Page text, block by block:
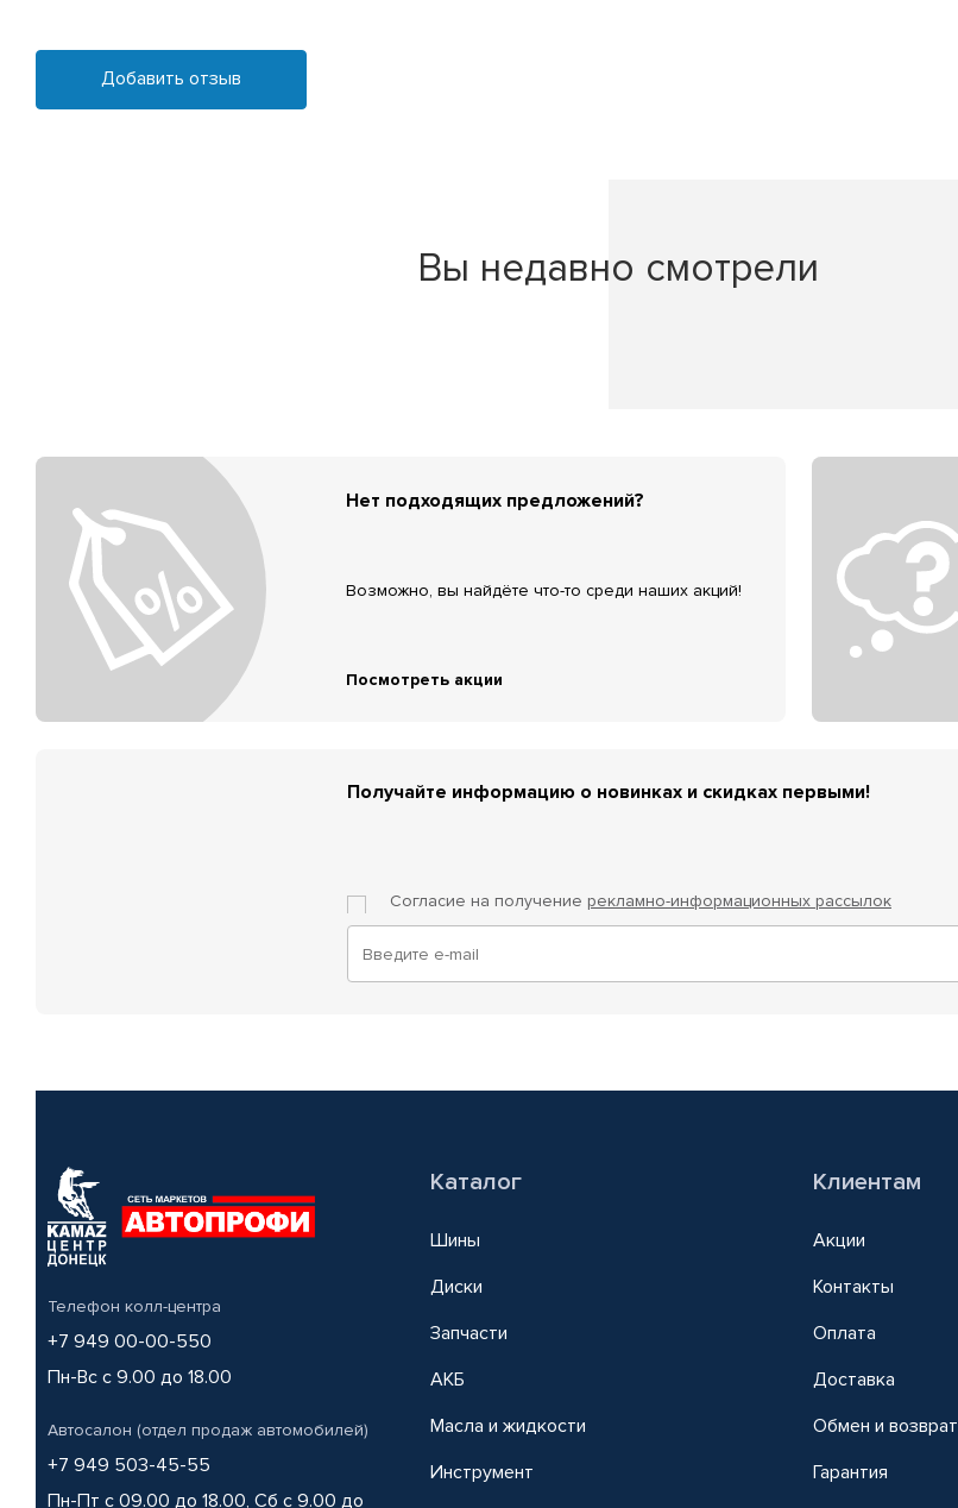
Добавить отзыв
Вы недавно смотрели
Нет подходящих предложений?
Возможно, вы найдёте что-то среди наших акций!
Посмотреть акции
Получайте информацию о новинках и скидках первыми!
Согласие на получение рекламно-информационных рассылок
Телефон колл-центра
+7 949 00-00-550
Пн-Вс с 9.00 до 18.00
Автосалон (отдел продаж автомобилей)
+7 949 503-45-55
Пн-Пт с 09.00 до 18.00, Сб с 9.00 до
Каталог
Шины
Диски
Запчасти
АКБ
Масла и жидкости
Инструмент
Клиентам
Акции
Контакты
Оплата
Доставка
Обмен и возврат
Гарантия